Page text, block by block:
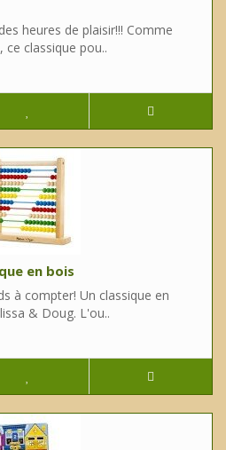
heures de plaisir!!! Comme
ce classique pou..
en bois
à compter! Un classique en
& Doug. L'ou..